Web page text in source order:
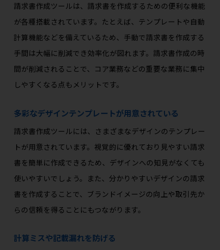
請求書作成ツールは、請求書を作成するための便利な機能
が各種搭載されています。たとえば、テンプレートや自動
計算機能などを備えているため、手動で請求書を作成する
手間は大幅に削減でき効率化が図れます。請求書作成の時
間が削減されることで、コア業務などの重要な業務に集中
しやすくなる点もメリットです。
多彩なデザインテンプレートが用意されている
請求書作成ツールには、さまざまなデザインのテンプレー
トが用意されています。視覚的に優れており見やすい請求
書を簡単に作成できるため、デザインへの知見がなくても
使いやすいでしょう。また、分かりやすいデザインの請求
書を作成することで、ブランドイメージの向上や取引先か
らの信頼を得ることにもつながります。
計算ミスや記載漏れを防げる